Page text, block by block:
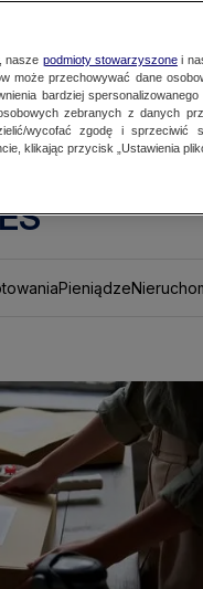
Pieniądze
nasze podmioty stowarzyszonei
może przechowywać dane
bardziej
zebranych z danych
wycofać zgodę i sprzeciwić
klikając przycisk „Ustawienia